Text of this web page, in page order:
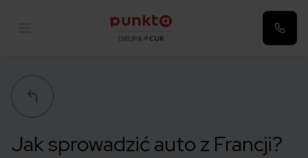
Jak sprowadzić auto z Francji?